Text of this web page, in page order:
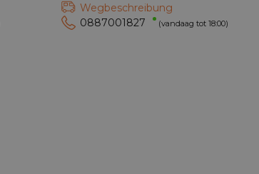
Wegbeschreibung
0887001827
(vandaag tot 18:00)